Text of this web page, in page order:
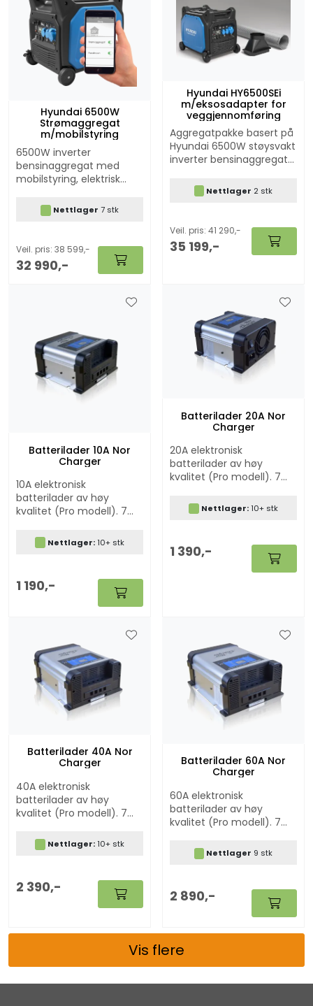
Hyundai 6500W
Strømaggregat
m/mobilstyring
6500W inverter
bensinaggregat med
mobilstyring, elektrisk
samt ATS funksjon
Nettlager 7 stk
Veil. pris: 38 599,-
32 990,-
Hyundai HY6500SEi
m/eksosadapter for
veggjennomføring
Aggregatpakke basert på
Hyundai 6500W støysvakt
inverter bensinaggregat
fjernkontroll samt ATS
funksjon (autostart)
Nettlager 2 stk
Veil. pris: 41 290,-
35 199,-
Batterilader 10A Nor
Charger
10A elektronisk
batterilader av høy
kvalitet (Pro modell). 7
modus for Lithium, AGM,
GEL og bly/syre batterier.
Nettlager:10+ stk
1 190,-
Batterilader 20A Nor
Charger
20A elektronisk
batterilader av høy
kvalitet (Pro modell). 7
modus for Lithium, AGM,
GEL og bly/syre batterier.
inkludert.
Nettlager:10+ stk
1 390,-
Batterilader 40A Nor
Charger
40A elektronisk
batterilader av høy
kvalitet (Pro modell). 7
modus for Lithium, AGM,
GEL og bly/syre batterier.
Nettlager:10+ stk
2 390,-
Batterilader 60A Nor
Charger
60A elektronisk
batterilader av høy
kvalitet (Pro modell). 7
modus for Lithium, AGM,
GEL og bly/syre batterier.
inkludert.
Nettlager 9 stk
2 890,-
Vis flere